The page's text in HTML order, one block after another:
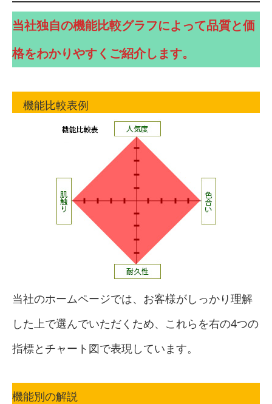
当社独自の機能比較グラフによって品質と価
格をわかりやすくご紹介します。
機能比較表例
当社のホームページでは、お客様がしっかり理解
した上で選んでいただくため、これらを右の4つの
指標とチャート図で表現しています。
機能別の解説